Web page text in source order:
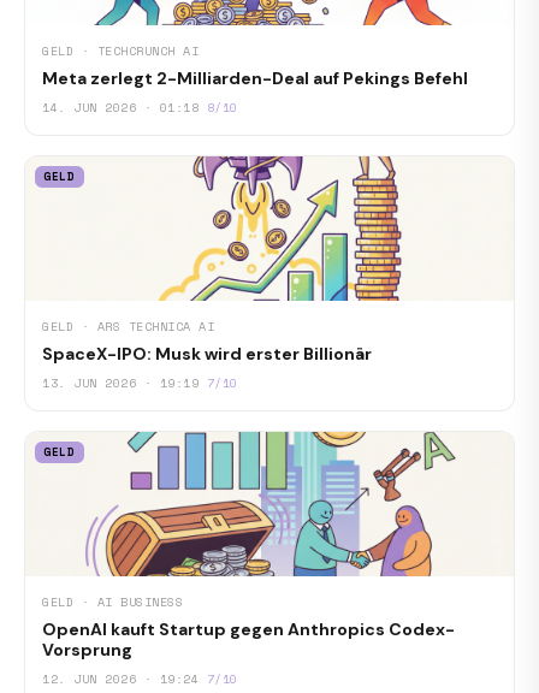
GELD · TECHCRUNCH AI
Meta zerlegt 2-Milliarden-Deal auf Pekings Befehl
14. JUN 2026 · 01:18 8/10
GELD
GELD · ARS TECHNICA AI
SpaceX-IPO: Musk wird erster Billionär
13. JUN 2026 · 19:19 7/10
GELD
GELD · AI BUSINESS
OpenAI kauft Startup gegen Anthropics Codex-
Vorsprung
12. JUN 2026 · 19:24 7/10